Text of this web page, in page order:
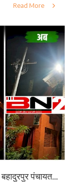
Read More
पंचायत...